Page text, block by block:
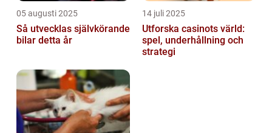
05 augusti 2025
Så utvecklas självkörande
bilar detta år
14 juli 2025
Utforska casinots värld:
spel, underhållning och
strategi